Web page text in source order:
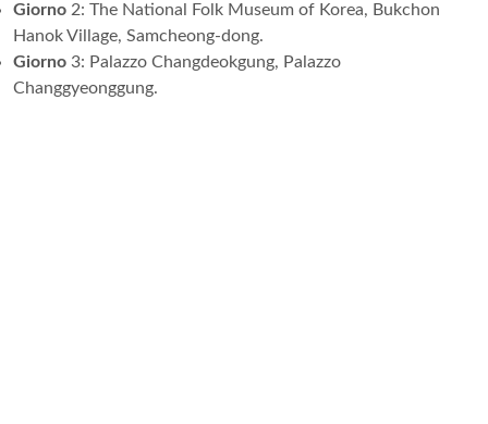
Giorno 2: The National Folk Museum of Korea, Bukchon
Hanok Village, Samcheong-dong.
Giorno 3: Palazzo Changdeokgung, Palazzo
Changgyeonggung.